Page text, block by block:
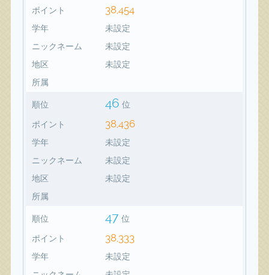
ポイント 38,454
学年
未設定
ニックネーム
未設定
地区
未設定
所属
順位 46 位
ポイント 38,436
学年
未設定
ニックネーム
未設定
地区
未設定
所属
順位 47 位
ポイント 38,333
学年
未設定